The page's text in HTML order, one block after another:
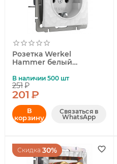
Розетка Werkel
Hammer белый
В наличии 500 шт
251₽
201 ₽
В
корзину
Связаться в
WhatsApp
Скидка 30%